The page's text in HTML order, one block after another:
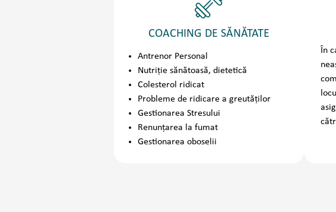
COACHING DE SĂNĂTATE
Antrenor Personal
Nutriție sănătoasă, dietetică
Colesterol ridicat
Probleme de ridicare a greutăților
Gestionarea Stresului
Renunțarea la fumat
Gestionarea oboselii
În